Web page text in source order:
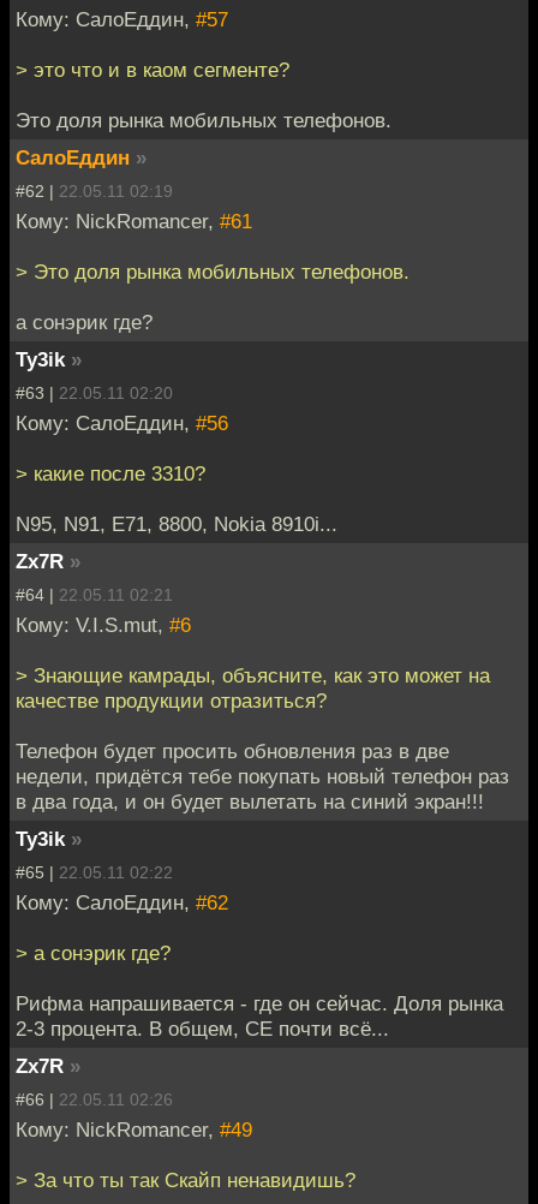
Кому: СалоЕддин, #57
> это что и в каом сегменте?
Это доля рынка мобильных телефонов.
СалоЕддин »
#62 | 22.05.11 02:19
Кому: NickRomancer, #61
> Это доля рынка мобильных телефонов.
а сонэрик где?
Ty3ik »
#63 | 22.05.11 02:20
Кому: СалоЕддин, #56
> какие после 3310?
N95, N91, E71, 8800, Nokia 8910i...
Zx7R »
#64 | 22.05.11 02:21
Кому: V.I.S.mut, #6
> Знающие камрады, объясните, как это может на
качестве продукции отразиться?
Телефон будет просить обновления раз в две
недели, придётся тебе покупать новый телефон раз
в два года, и он будет вылетать на синий экран!!!
Ty3ik »
#65 | 22.05.11 02:22
Кому: СалоЕддин, #62
> а сонэрик где?
Рифма напрашивается - где он сейчас. Доля рынка
2-3 процента. В общем, СЕ почти всё...
Zx7R »
#66 | 22.05.11 02:26
Кому: NickRomancer, #49
> За что ты так Скайп ненавидишь?